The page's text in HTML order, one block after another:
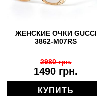
ЖЕНСКИЕ ОЧКИ GUCCI
3862-M07RS
1490 грн.
2980 грн.
КУПИТЬ